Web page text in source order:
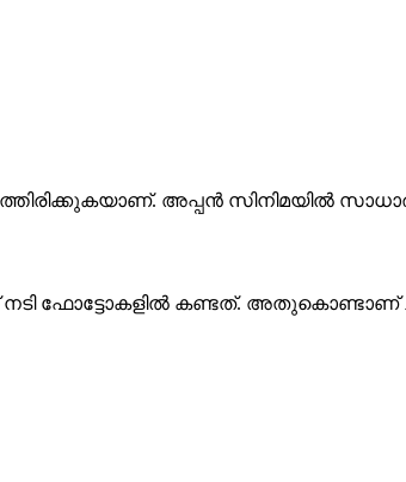
അപ്പൻ സിനിമയിൽ
ഫോട്ടോകളിൽ കണ്ടത്. അതുകൊണ്ടാണ്